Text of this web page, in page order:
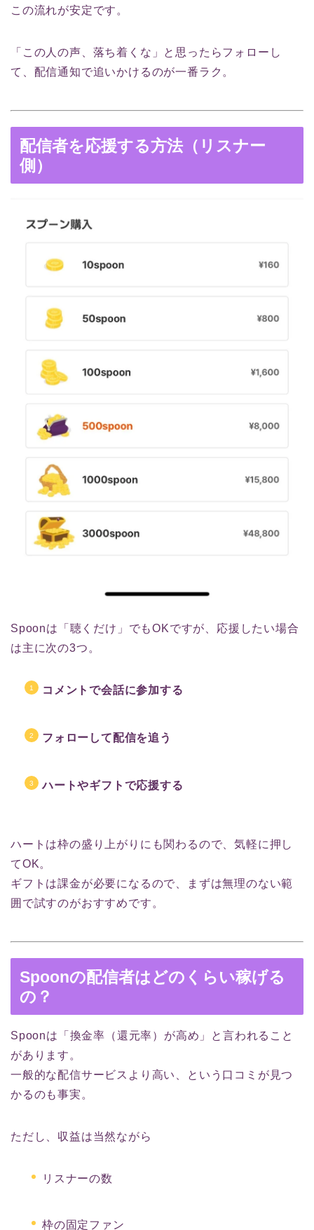
この流れが安定です。
「この人の声、落ち着くな」と思ったらフォローし
て、配信通知で追いかけるのが一番ラク。
配信者を応援する方法（リスナー
側）
Spoonは「聴くだけ」でもOKですが、応援したい場合
は主に次の3つ。
コメントで会話に参加する
フォローして配信を追う
ハートやギフトで応援する
ハートは枠の盛り上がりにも関わるので、気軽に押し
てOK。
ギフトは課金が必要になるので、まずは無理のない範
囲で試すのがおすすめです。
Spoonの配信者はどのくらい稼げる
の？
Spoonは「換金率（還元率）が高め」と言われること
があります。
一般的な配信サービスより高い、という口コミが見つ
かるのも事実。
ただし、収益は当然ながら
リスナーの数
枠の固定ファン